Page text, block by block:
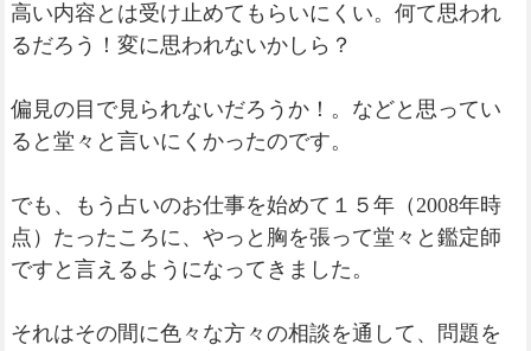
高い内容とは受け止めてもらいにくい。何て思われ
るだろう！変に思われないかしら？
偏見の目で見られないだろうか！。などと思ってい
ると堂々と言いにくかったのです。
でも、もう占いのお仕事を始めて１５年（2008年時
点）たったころに、やっと胸を張って堂々と鑑定師
ですと言えるようになってきました。
それはその間に色々な方々の相談を通して、問題を